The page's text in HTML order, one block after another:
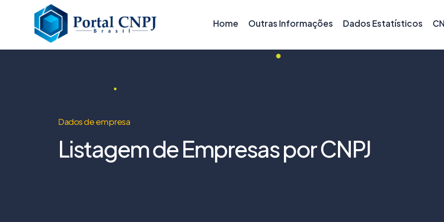
Home Outras Informações Dados Estatísticos
Dados de empresa
Listagem de Empresas por CNPJ